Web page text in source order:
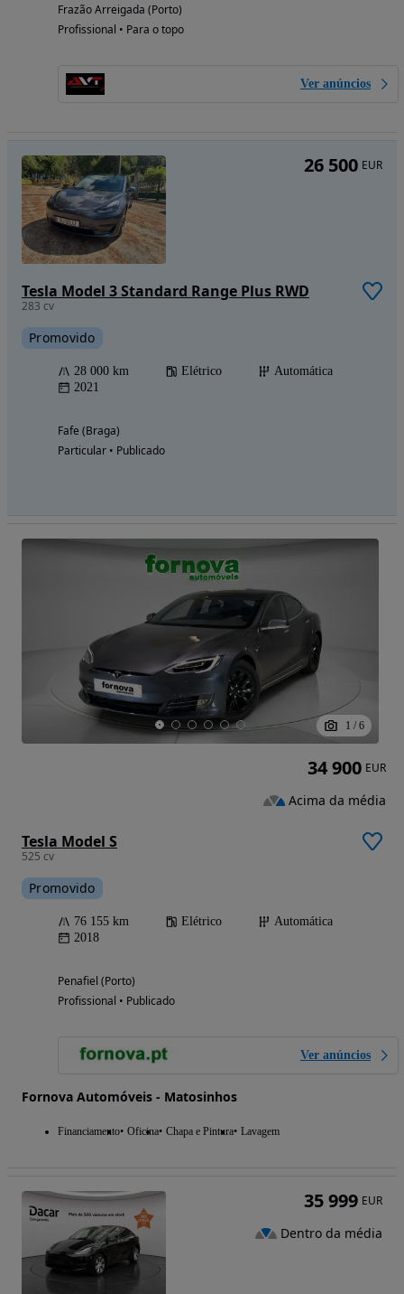
Frazão Arreigada (Porto)
Profissional • Para o topo
Ver anúncios
Tesla Model 3 Standard Range Plus RWD
283 cv
Promovido
28 000 km Elétrico
Automática
2021
Fafe (Braga)
Particular • Publicado
26 500 EUR
1 / 6
Tesla Model S
525 cv
Promovido
76 155 km Elétrico
Automática
2018
Penafiel (Porto)
Profissional • Publicado
Ver anúncios
Fornova Automóveis - Matosinhos
Financiamento Oficina Chapa e Pintura Lavagem
34 900 EUR
Acima da média
35 999 EUR
Dentro da média